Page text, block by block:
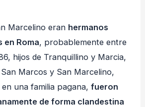
Marcelino eran hermanos
en Roma, probablemente entre
hijos de Tranquillino y Marcia,
Marcos y San Marcelino,
una familia pagana,fueron
de forma clandestina